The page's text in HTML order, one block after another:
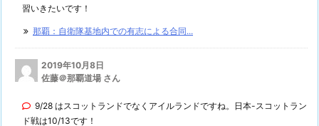
習いきたいです！
那覇：自衛隊基地内での有志による合同...
2019年10月8日
佐藤＠那覇道場 さん
9/28 はスコットランドでなくアイルランドですね。日本-スコットラン
ド戦は10/13です！